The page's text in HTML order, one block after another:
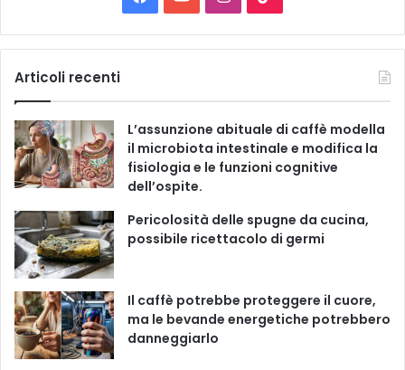
o
r
i
e
a
e
b
o
o
k
o
T
u
b
e
n
t
a
g
r
a
i
T
o
k
Articoli recenti
L’assunzione abituale di caffè modella
il microbiota intestinale e modifica la
fisiologia e le funzioni cognitive
dell’ospite.
Pericolosità delle spugne da cucina,
possibile ricettacolo di germi
Il caffè potrebbe proteggere il cuore,
ma le bevande energetiche potrebbero
danneggiarlo